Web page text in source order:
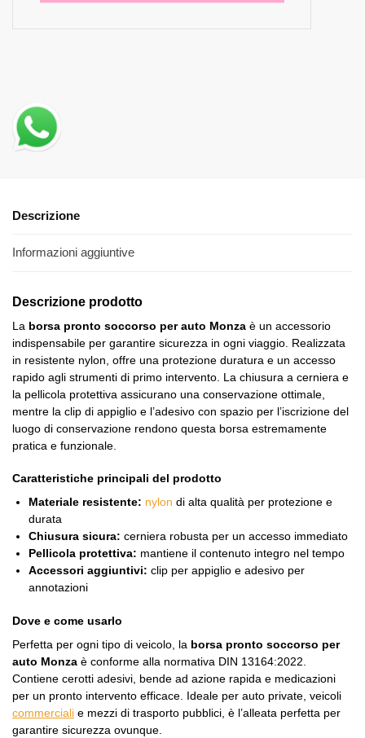
Descrizione
Informazioni aggiuntive
Descrizione prodotto
La borsa pronto soccorso per auto Monza è un accessorio
indispensabile per garantire sicurezza in ogni viaggio. Realizzata
in resistente nylon, offre una protezione duratura e un accesso
rapido agli strumenti di primo intervento. La chiusura a cerniera e
la pellicola protettiva assicurano una conservazione ottimale,
mentre la clip di appiglio e l’adesivo con spazio per l’iscrizione del
luogo di conservazione rendono questa borsa estremamente
pratica e funzionale.
Caratteristiche principali del prodotto
Materiale resistente: nylon di alta qualità per protezione e
durata
Chiusura sicura: cerniera robusta per un accesso immediato
Pellicola protettiva: mantiene il contenuto integro nel tempo
Accessori aggiuntivi: clip per appiglio e adesivo per
annotazioni
Dove e come usarlo
Perfetta per ogni tipo di veicolo, la borsa pronto soccorso per
auto Monza è conforme alla normativa DIN 13164:2022.
Contiene cerotti adesivi, bende ad azione rapida e medicazioni
per un pronto intervento efficace. Ideale per auto private, veicoli
commerciali e mezzi di trasporto pubblici, è l’alleata perfetta per
garantire sicurezza ovunque.